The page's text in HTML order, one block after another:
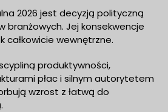
2026 jest decyzją polityczną
branżowych. Jej konsekwencje
całkowicie wewnętrzne.
produktywności,
płac i silnym autorytetem
wzrost z łatwą do